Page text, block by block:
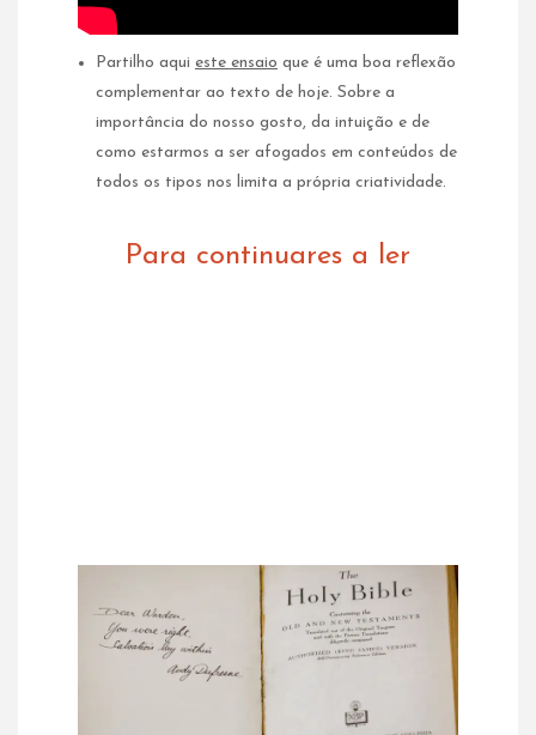
Partilho aqui este ensaio que é uma boa reflexão
complementar ao texto de hoje. Sobre a
importância do nosso gosto, da intuição e de
como estarmos a ser afogados em conteúdos de
todos os tipos nos limita a própria criatividade.
Para continuares a ler